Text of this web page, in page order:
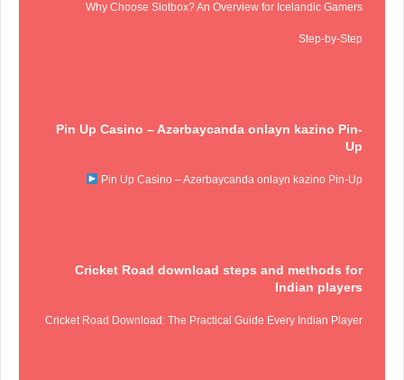
Why Choose Slotbox? An Overview for Icelandic Gamers
Step‑by‑Step
Pin Up Casino – Azərbaycanda onlayn kazino Pin-
Up
Pin Up Casino – Azərbaycanda onlayn kazino Pin-Up
Cricket Road download steps and methods for
Indian players
Cricket Road Download: The Practical Guide Every Indian Player